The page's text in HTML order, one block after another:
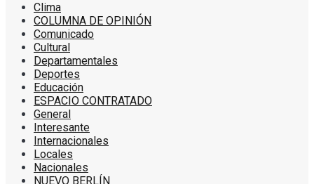
Clima
COLUMNA DE OPINIÓN
Comunicado
Cultural
Departamentales
Deportes
Educación
ESPACIO CONTRATADO
General
Interesante
Internacionales
Locales
Nacionales
NUEVO BERLÍN